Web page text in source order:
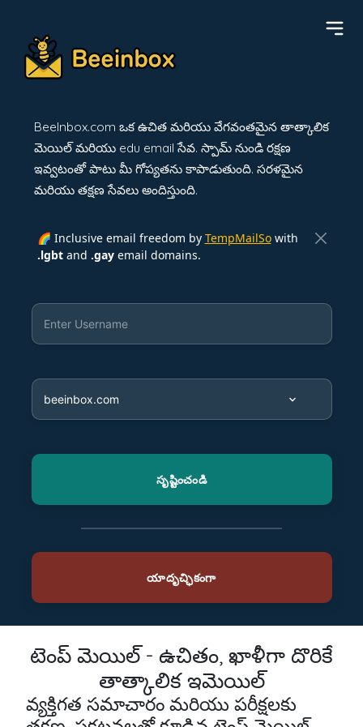
BeeInbox.com ఒక ఉచిత మరియు వేగవంతమైన తాత్కాలిక
మెయిల్ మరియు edu email సేవ. స్పామ్ నుండి రక్షణ
ఇవ్వటంతో పాటు మీ గోప్యతను కాపాడుతుంది. సరళమైన
మరియు తక్షణ సేవలు అందిస్తుంది.
🌈 Inclusive email freedom by TempMailSowith
.lgbtand .gayemail domains.
టెంప్ మెయిల్ - ఉచితం, ఖాళీగా దొరికే
తాత్కాలిక ఇమెయిల్
వ్యక్తిగత సమాచారం మరియు పరీక్షలకు